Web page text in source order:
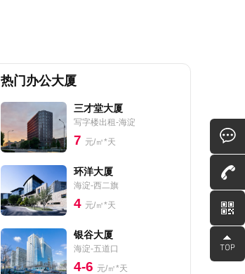
热门办公大厦
三才堂大厦
写字楼出租-海淀
7 元/㎡*天
环洋大厦
海淀-西二旗
4 元/㎡*天
银谷大厦
海淀-五道口
4-6 元/㎡*天